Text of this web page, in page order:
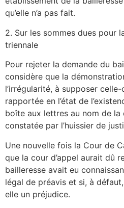
qu’elle n’a pas fait.
2. Sur les sommes dues pour
triennale
Pour rejeter la demande du
considère que la
l’irrégularité, à supposer celle-
rapportée en l’état de
boîte aux lettres au nom de la
constatée par l’huissier de
Une nouvelle fois la Cour de
que la cour d’appel aurait dû
bailleresse avait eu
légal de préavis et si, à
elle un préjudice.